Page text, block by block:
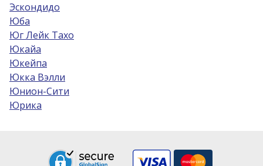
Эскондидо
Юба
Юг Лейк Тахо
Юкайа
Юкейпа
Юкка Вэлли
Юнион-Сити
Юрика